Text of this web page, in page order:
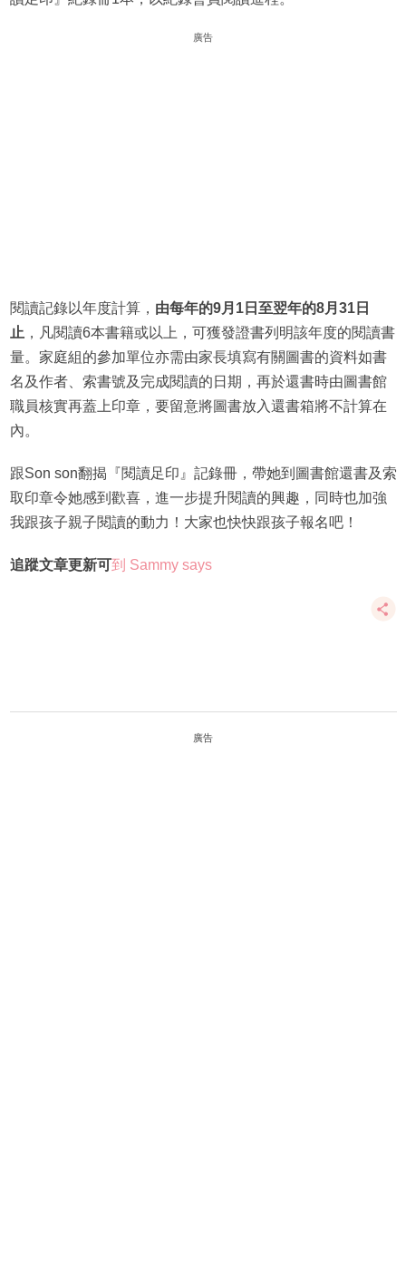
廣告
閱讀記錄以年度計算， 由每年的9月1日至翌年的8月31日
止 ， 凡閱讀6本書籍或以上，可獲發證書列明該年度的閱讀書
量。家庭組的參加單位亦需由家長填寫有關圖書的資料如書
名及作者、索書號及完成閱讀的日期，再於還書時由圖書館
職員核實再蓋上印章，要留意將圖書放入還書箱將不計算在
內。
跟Son son翻揭『閱讀足印』記錄冊，帶她到圖書館還書及索
取印章令她感到歡喜，進一步提升閱讀的興趣，同時也加強
我跟孩子親子閱讀的動力！大家也快快跟孩子報名吧！
追蹤文章更新可到 Sammy says
廣告